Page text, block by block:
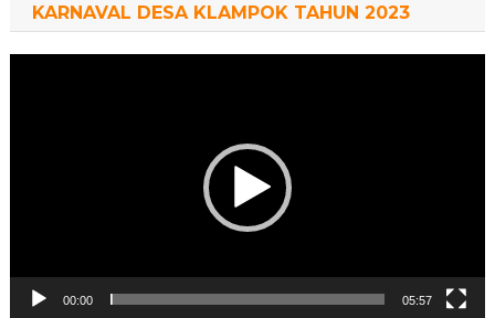
KARNAVAL DESA KLAMPOK TAHUN 2023
00:00 05:57